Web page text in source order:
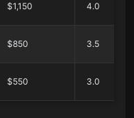
$1,150 4.0
$850 3.5
$550 3.0